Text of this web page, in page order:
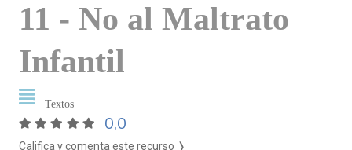
11 - No al Maltrato
Infantil
Textos
0,0
Califica y comenta este recurso ❭